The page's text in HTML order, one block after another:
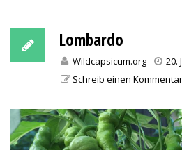
Lombardo
Wildcapsicum.org
20.
Schreib einen Kommentar